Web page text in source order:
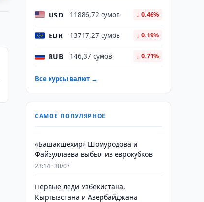
USD 11886,72 сумов ↓ 0.46%
EUR 13717,27 сумов ↓ 0.19%
RUB 146,37 сумов ↓ 0.71%
Все курсы валют →
САМОЕ ПОПУЛЯРНОЕ
«Башакшехир» Шомуродова и
Файзуллаева выбыл из еврокубков
23:14 · 30/07
Первые леди Узбекистана,
Кыргызстана и Азербайджана